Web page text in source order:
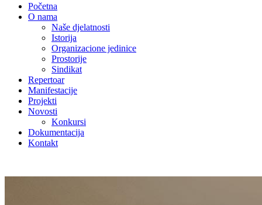
Početna
O nama
Naše djelatnosti
Istorija
Organizacione jedinice
Prostorije
Sindikat
Repertoar
Manifestacije
Projekti
Novosti
Konkursi
Dokumentacija
Kontakt